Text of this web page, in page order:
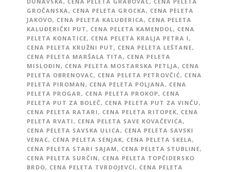
GROČANSKA, CENA PELETA GROCKA, CENA PELETA
JAKOVO, CENA PELETA KALUĐERICA, CENA PELETA
KALUĐERIČKI PUT, CENA PELETA KAMENDOL, CENA
PELETA KONATICE, CENA PELETA KRALJA PETRA I,
CENA PELETA KRUŽNI PUT, CENA PELETA LEŠTANE,
CENA PELETA MARŠALA TITA, CENA PELETA
MISLOĐIN, CENA PELETA MOSTARSKA PETLJA, CENA
PELETA OBRENOVAC, CENA PELETA PETROVČIĆ, CENA
PELETA PIROMAN, CENA PELETA POLJANA, CENA
PELETA PROGAR, CENA PELETA PROKOP, CENA
PELETA PUT ZA BOLEČ, CENA PELETA PUT ZA VINČU,
CENA PELETA RATARI, CENA PELETA RITOPEK, CENA
PELETA RVATI, CENA PELETA SAVE KOVAČEVIĆA,
CENA PELETA SAVSKA ULICA, CENA PELETA SAVSKI
VENAC, CENA PELETA SENJAK, CENA PELETA SKELA,
CENA PELETA STARI SAJAM, CENA PELETA STUBLINE,
CENA PELETA SURČIN, CENA PELETA TOPČIDERSKO
BRDO, CENA PELETA TVRDOJEVCI, CENA PELETA